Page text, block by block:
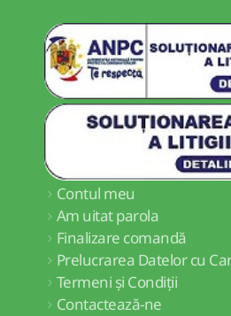
Contul meu
Am uitat parola
Finalizare comandă
Prelucrarea Datelor cu
Termeni și Condiții
Contactează-ne